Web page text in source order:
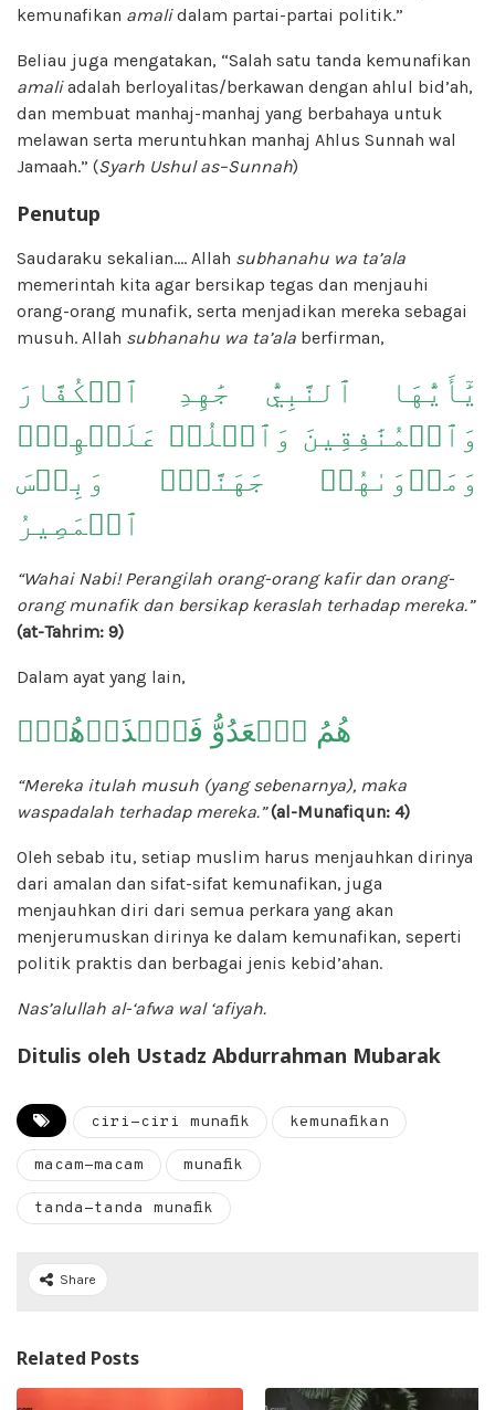
kemunafikan amalidalam partai-partai politik.”
Beliau juga mengatakan, “Salah satu tanda kemunafikan
amaliadalah berloyalitas/berkawan dengan ahlul bid’ah,
dan membuat manhaj-manhaj yang berbahaya untuk
melawan serta meruntuhkan manhaj Ahlus Sunnah wal
Jamaah.” (Syarh Ushulas–Sunnah)
Penutup
Saudaraku sekalian.… Allah subhanahu wa ta’ala
memerintah kita agar bersikap tegas dan menjauhi
orang-orang munafik, serta menjadikan mereka sebagai
musuh. Allah subhanahu wa ta’ala berfirman,
يَٰٓأَيُّهَا ٱلنَّبِيُّ جَٰهِدِ ٱلۡكُفَّارَ
وَٱلۡمُنَٰفِقِينَ وَٱغۡلُظۡ عَلَيۡهِمۡۚ
وَمَأۡوَىٰهُمۡ جَهَنَّمُۖ وَبِئۡسَ
ٱلۡمَصِيرُ
“Wahai Nabi! Perangilah orang-orang kafir dan orang-
orang munafik dan bersikap keraslah terhadap mereka.”
(at-Tahrim: 9)
Dalam ayat yang lain,
هُمُ ٱلۡعَدُوُّ فَٱحۡذَرۡهُمۡۚ
“Mereka itulah musuh (yang sebenarnya), maka
waspadalah terhadap mereka.” (al-Munafiqun: 4)
Oleh sebab itu, setiap muslim harus menjauhkan dirinya
dari amalan dan sifat-sifat kemunafikan, juga
menjauhkan diri dari semua perkara yang akan
menjerumuskan dirinya ke dalam kemunafikan, seperti
politik praktis dan berbagai jenis kebid’ahan.
Nas’alullah al-‘afwa wal ‘afiyah.
Ditulis oleh Ustadz Abdurrahman Mubarak
ciri-ciri munafik kemunafikan
macam-macam munafik
tanda-tanda munafik
Share
Related Posts